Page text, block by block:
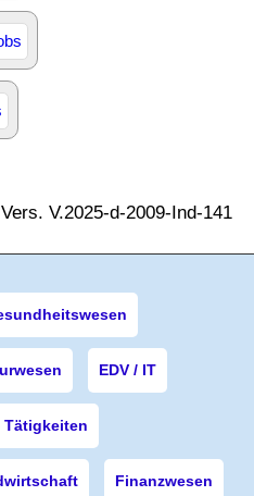
V.2025-d-2009-Ind-141
EDV / IT
Tätigkeiten
Finanzwesen